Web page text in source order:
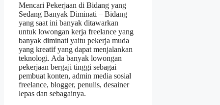
Mencari Pekerjaan di Bidang yang
Sedang Banyak Diminati – Bidang
yang saat ini banyak ditawarkan
untuk lowongan kerja freelance yang
banyak diminati yaitu pekerja muda
yang kreatif yang dapat menjalankan
teknologi. Ada banyak lowongan
pekerjaan bergaji tinggi sebagai
pembuat konten, admin media sosial
freelance, blogger, penulis, desainer
lepas dan sebagainya.